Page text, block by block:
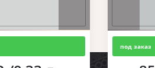
под заказ